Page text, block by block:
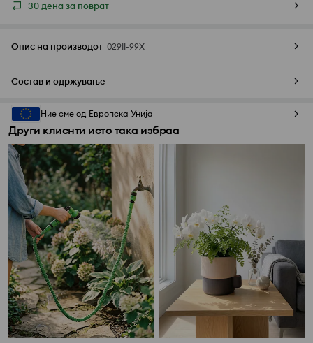
30 дена за поврат
Опис на производот 029II-99X
Состав и одржување
Ние сме од Европска Унија
Други клиенти исто така избраа